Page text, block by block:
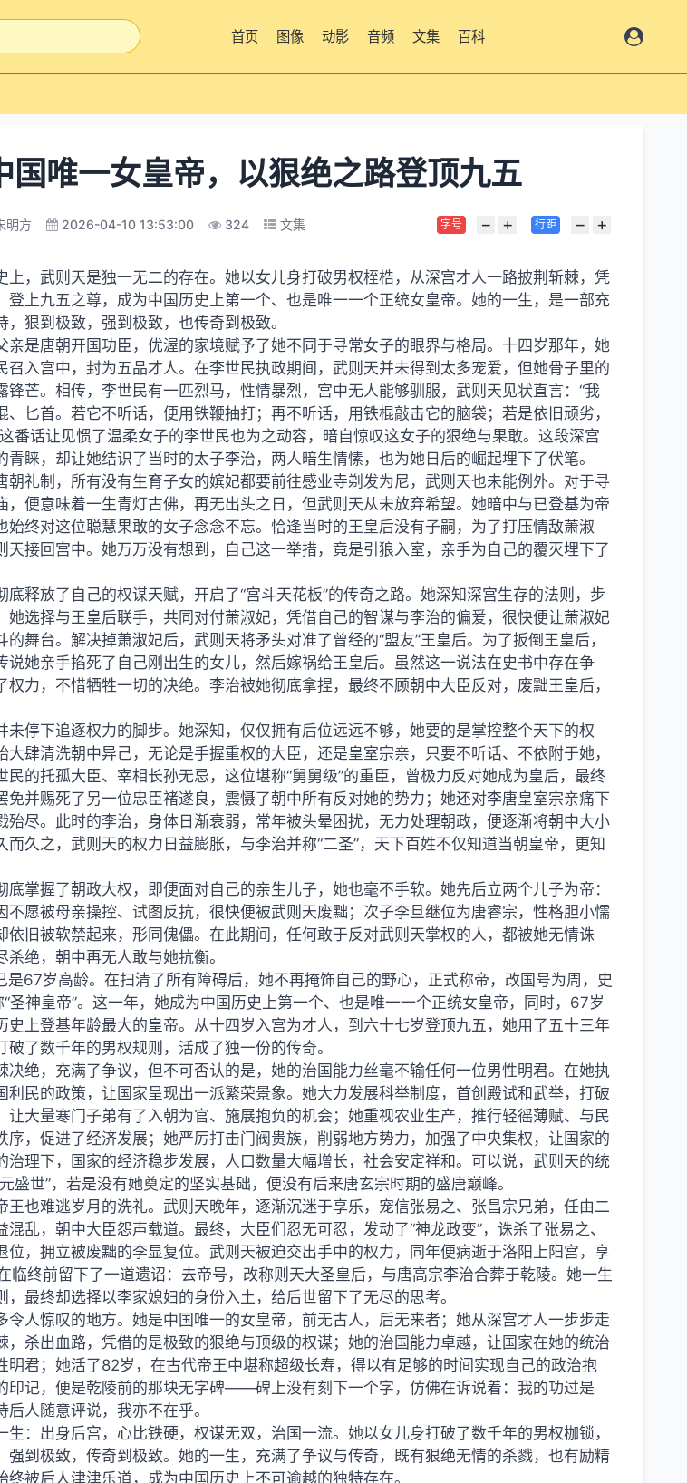
首页 图像 动影 音频 文集 百科
唯一女皇帝，以狠绝之路登顶九五
明方 2026-04-10 13:53:00 324 文集 字号 − + 行距 − +
上，武则天是独一无二的存在。她以女儿身打破男权桎梏，从深宫才人一路披荆斩棘，凭
登上九五之尊，成为中国历史上第一个、也是唯一一个正统女皇帝。她的一生，是一部充
狠到极致，强到极致，也传奇到极致。
亲是唐朝开国功臣，优渥的家境赋予了她不同于寻常女子的眼界与格局。十四岁那年，她
召入宫中，封为五品才人。在李世民执政期间，武则天并未得到太多宠爱，但她骨子里的
锋芒。相传，李世民有一匹烈马，性情暴烈，宫中无人能够驯服，武则天见状直言：“我
、匕首。若它不听话，便用铁鞭抽打；再不听话，用铁棍敲击它的脑袋；若是依旧顽劣，
番话让见惯了温柔女子的李世民也为之动容，暗自惊叹这女子的狠绝与果敢。这段深宫
青睐，却让她结识了当时的太子李治，两人暗生情愫，也为她日后的崛起埋下了伏笔。
朝礼制，所有没有生育子女的嫔妃都要前往感业寺剃发为尼，武则天也未能例外。对于寻
，便意味着一生青灯古佛，再无出头之日，但武则天从未放弃希望。她暗中与已登基为帝
始终对这位聪慧果敢的女子念念不忘。恰逢当时的王皇后没有子嗣，为了打压情敌萧淑
天接回宫中。她万万没有想到，自己这一举措，竟是引狼入室，亲手为自己的覆灭埋下了
底释放了自己的权谋天赋，开启了“宫斗天花板”的传奇之路。她深知深宫生存的法则，步
她选择与王皇后联手，共同对付萧淑妃，凭借自己的智谋与李治的偏爱，很快便让萧淑妃
舞台。解决掉萧淑妃后，武则天将矛头对准了曾经的“盟友”王皇后。为了扳倒王皇后，
她亲手掐死了自己刚出生的女儿，然后嫁祸给王皇后。虽然这一说法在史书中存在争
力，不惜牺牲一切的决绝。李治被她彻底拿捏，最终不顾朝中大臣反对，废黜王皇后，
未停下追逐权力的脚步。她深知，仅仅拥有后位远远不够，她要的是掌控整个天下的权
大肆清洗朝中异己，无论是手握重权的大臣，还是皇室宗亲，只要不听话、不依附于她，
民的托孤大臣、宰相长孙无忌，这位堪称“舅舅级”的重臣，曾极力反对她成为皇后，最终
免并赐死了另一位忠臣褚遂良，震慑了朝中所有反对她的势力；她还对李唐皇室宗亲痛下
殆尽。此时的李治，身体日渐衰弱，常年被头晕困扰，无力处理朝政，便逐渐将朝中大小
久之，武则天的权力日益膨胀，与李治并称“二圣”，天下百姓不仅知道当朝皇帝，更知
底掌握了朝政大权，即便面对自己的亲生儿子，她也毫不手软。她先后立两个儿子为帝：
不愿被母亲操控、试图反抗，很快便被武则天废黜；次子李旦继位为唐睿宗，性格胆小懦
依旧被软禁起来，形同傀儡。在此期间，任何敢于反对武则天掌权的人，都被她无情诛
绝，朝中再无人敢与她抗衡。
67岁高龄。在扫清了所有障碍后，她不再掩饰自己的野心，正式称帝，改国号为周，史
“圣神皇帝”。这一年，她成为中国历史上第一个、也是唯一一个正统女皇帝，同时，67岁
史上登基年龄最大的皇帝。从十四岁入宫为才人，到六十七岁登顶九五，她用了五十三年
了数千年的男权规则，活成了独一份的传奇。
决绝，充满了争议，但不可否认的是，她的治国能力丝毫不输任何一位男性明君。在她执
利民的政策，让国家呈现出一派繁荣景象。她大力发展科举制度，首创殿试和武举，打破
让大量寒门子弟有了入朝为官、施展抱负的机会；她重视农业生产，推行轻徭薄赋、与民
序，促进了经济发展；她严厉打击门阀贵族，削弱地方势力，加强了中央集权，让国家的
治理下，国家的经济稳步发展，人口数量大幅增长，社会安定祥和。可以说，武则天的统
盛世”，若是没有她奠定的坚实基础，便没有后来唐玄宗时期的盛唐巅峰。
王也难逃岁月的洗礼。武则天晚年，逐渐沉迷于享乐，宠信张易之、张昌宗兄弟，任由二
乱，朝中大臣怨声载道。最终，大臣们忍无可忍，发动了“神龙政变”，诛杀了张易之、
位，拥立被废黜的李显复位。武则天被迫交出手中的权力，同年便病逝于洛阳上阳宫，享
临终前留下了一道遗诏：去帝号，改称则天大圣皇后，与唐高宗李治合葬于乾陵。她一生
最终却选择以李家媳妇的身份入土，给后世留下了无尽的思考。
令人惊叹的地方。她是中国唯一的女皇帝，前无古人，后无来者；她从深宫才人一步步走
，杀出血路，凭借的是极致的狠绝与顶级的权谋；她的治国能力卓越，让国家在她的统治
明君；她活了82岁，在古代帝王中堪称超级长寿，得以有足够的时间实现自己的政治抱
印记，便是乾陵前的那块无字碑——碑上没有刻下一个字，仿佛在诉说着：我的功过是
人随意评说，我亦不在乎。
生：出身后宫，心比铁硬，权谋无双，治国一流。她以女儿身打破了数千年的男权枷锁，
强到极致，传奇到极致。她的一生，充满了争议与传奇，既有狠绝无情的杀戮，也有励精
终被后人津津乐道，成为中国历史上不可逾越的独特存在。